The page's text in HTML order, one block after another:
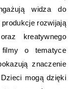
widza do
rozwijają
kreatywnego
filmy o tematyce
znaczenie
mogą dzięki